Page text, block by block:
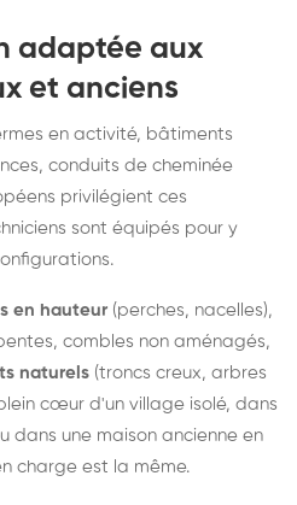
adaptée aux
et anciens
en activité, bâtiments
conduits de cheminée
privilégient ces
sont équipés pour y
en hauteur (perches, nacelles),
combles non aménagés,
naturels (troncs creux, arbres
cœur d'un village isolé, dans
dans une maison ancienne en
charge est la même.